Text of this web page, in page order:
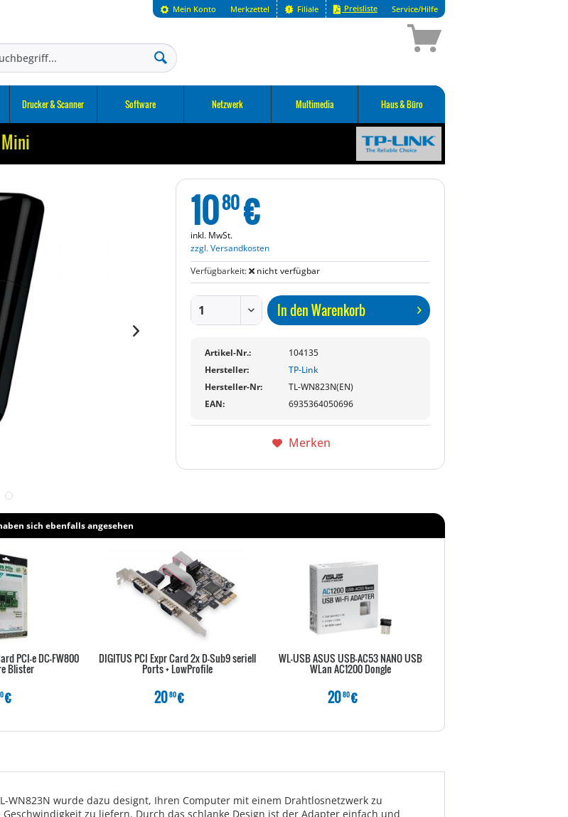
Mein Konto Merkzettel Filiale Preisliste Service/Hilfe
Drucker & Scanner Software Netzwerk Multimedia Haus & Büro
1080€
inkl. MwSt.
zzgl. Versandkosten
Verfügbarkeit:
nicht verfügbar
In denWarenkorb
Artikel-Nr.:
104135
Hersteller:
TP-Link
Hersteller-Nr:
TL-WN823N(EN)
EAN:
6935364050696
Merken
sich ebenfalls angesehen
PCI-e DC-FW800
Blister
€
DIGITUS PCI Expr Card 2x D-Sub9 seriell
Ports + LowProfile
2080€
WL-USB ASUS USB-AC53 NANO USB
WLan AC1200 Dongle
2080€
WN823N wurde dazu designt, Ihren Computer mit einem Drahtlosnetzwerk zu
zu liefern. Durch das schlanke Design ist der Adapter einfach und